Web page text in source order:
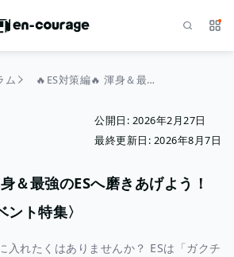
サ
ム 🔥ES対策編🔥 渾身＆最強のESへ磨きあげよう！〈選考別対策イベント特集〉
公開日: 2026年2月27日
最終更新日: 2026年8月7日
＆最強のESへ磨きあげよう！
ント特集〉
入れたくはありませんか？ ESは「ガクチ